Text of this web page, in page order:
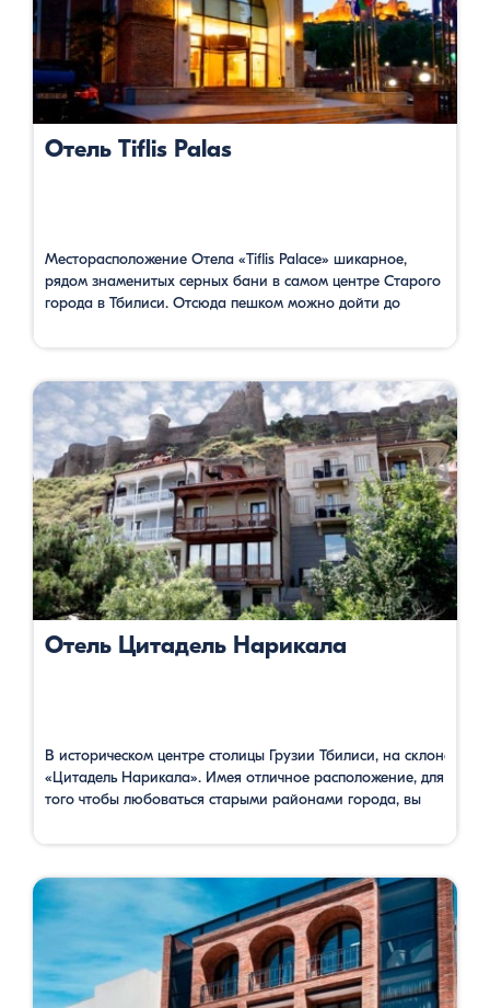
Отель Tiflis Palas
Месторасположение Отела «Tiflis Palace» шикарное,
рядом знаменитых серных бани в самом центре Старого
города в Тбилиси. Отсюда пешком можно дойти до
интересных мест для проведения времени. Ресторан
расположен на крыше и имеет …
Отель Цитадель Нарикала
В историческом центре столицы Грузии Тбилиси, на склоне,
«Цитадель Нарикала». Имея отличное расположение, для
того чтобы любоваться старыми районами города, вы
археологический музей, где представлены артефакты,
найденные во время строительства. В ресторане с
террасой можете насладиться видом красивых древних
зданий и вкусными блюдами грузинской …